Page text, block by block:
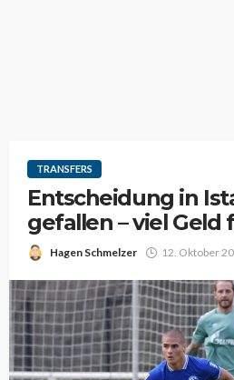
TRANSFERS
Entscheidung in
gefallen – viel Geld
Hagen Schmelzer 12. Oktober